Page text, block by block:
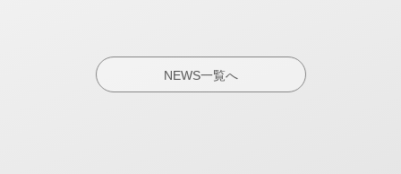
NEWS一覧へ